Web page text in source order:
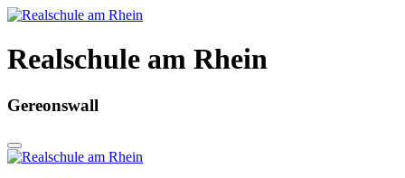
Realschule am Rhein
Gereonswall